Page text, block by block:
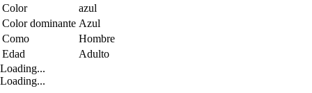
Color
azul
Color dominante Azul
Como
Hombre
Edad
Adulto
Loading...
Loading...